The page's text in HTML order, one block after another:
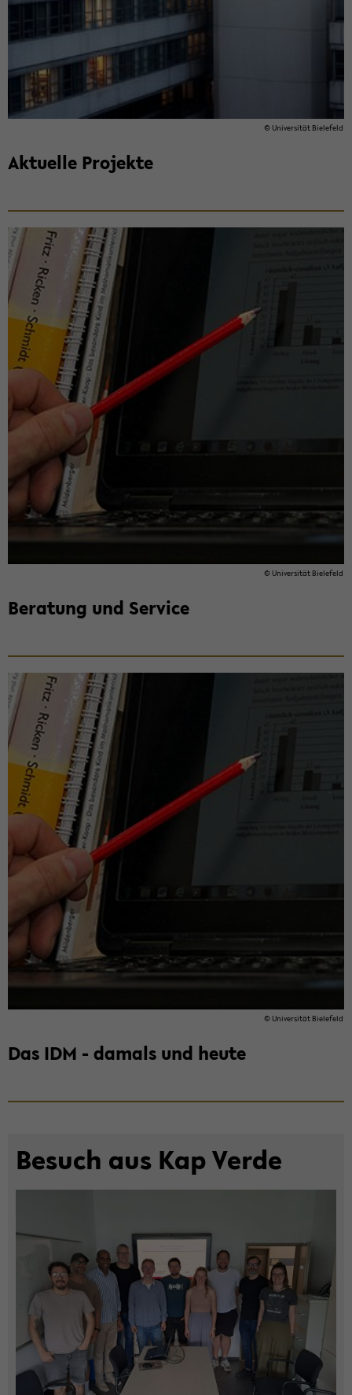
© Uni­ver­si­tät Bie­le­feld
Ak­tu­el­le Pro­jek­te
© Uni­ver­si­tät Bie­le­feld
Be­ra­tung und Ser­vice
© Uni­ver­si­tät Bie­le­feld
Das IDM - da­mals und heute
Be­such aus Kap Verde